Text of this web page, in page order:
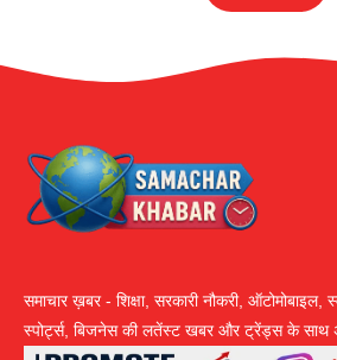
समाचार ख़बर - शिक्षा, सरकारी नौकरी, ऑटोमोबाइल,
स्पोर्ट्स, बिजनेस की लतेंस्ट खबर और ट्रेंड्स के साथ